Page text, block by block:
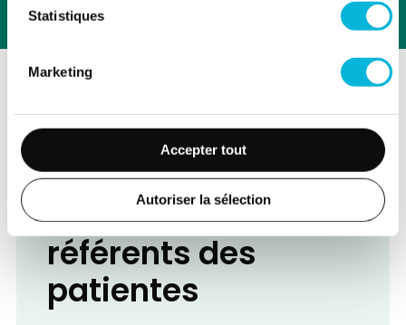
Statistiques
Marketing
Accepter tout
Autoriser la sélection
La diététique
Une collaboration
étroite avec les
gynécologues
référents des
patientes